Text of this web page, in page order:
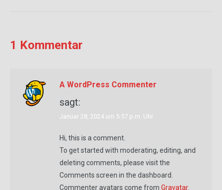
1 Kommentar
A WordPress Commenter
sagt:
Januar 28, 2024 um 5:57 p.m. Uhr
Hi, this is a comment.
To get started with moderating, editing, and
deleting comments, please visit the
Comments screen in the dashboard.
Commenter avatars come from Gravatar.